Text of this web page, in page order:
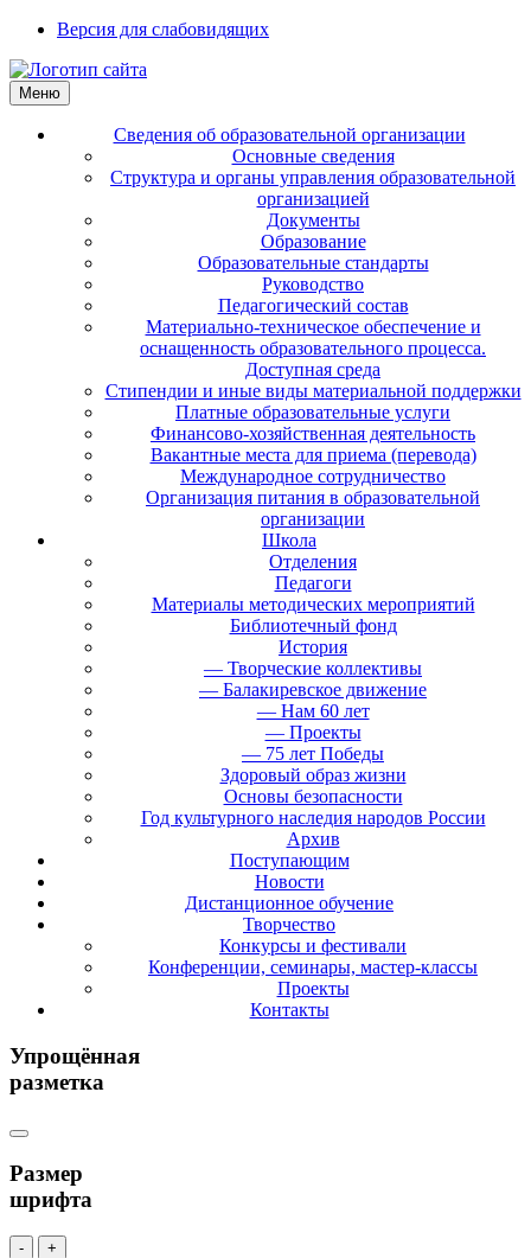
Версия для слабовидящих
Меню
Сведения об образовательной организации
Основные сведения
Структура и органы управления образовательной
организацией
Документы
Образование
Образовательные стандарты
Руководство
Педагогический состав
Материально-техническое обеспечение и
оснащенность образовательного процесса.
Доступная среда
Стипендии и иные виды материальной поддержки
Платные образовательные услуги
Финансово-хозяйственная деятельность
Вакантные места для приема (перевода)
Международное сотрудничество
Организация питания в образовательной
организации
Школа
Отделения
Педагоги
Материалы методических мероприятий
Библиотечный фонд
История
— Творческие коллективы
— Балакиревское движение
— Нам 60 лет
— Проекты
— 75 лет Победы
Здоровый образ жизни
Основы безопасности
Год культурного наследия народов России
Архив
Поступающим
Новости
Дистанционное обучение
Творчество
Конкурсы и фестивали
Конференции, семинары, мастер-классы
Проекты
Контакты
Упрощённая
разметка
Размер
шрифта
- +